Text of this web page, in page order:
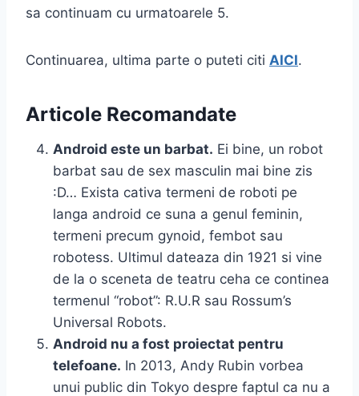
sa continuam cu urmatoarele 5.
Continuarea, ultima parte o puteti citi AICI.
Articole Recomandate
Android este un barbat. Ei bine, un robot
barbat sau de sex masculin mai bine zis
:D… Exista cativa termeni de roboti pe
langa android ce suna a genul feminin,
termeni precum gynoid, fembot sau
robotess. Ultimul dateaza din 1921 si vine
de la o sceneta de teatru ceha ce continea
termenul “robot”: R.U.R sau Rossum’s
Universal Robots.
Android nu a fost proiectat pentru
telefoane. In 2013, Andy Rubin vorbea
unui public din Tokyo despre faptul ca nu a